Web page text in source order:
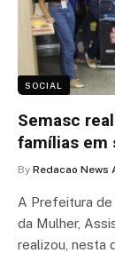
SOCIAL
Semasc
famílias em
By Redacao News
A Prefeitura de
da Mulher,
realizou, nesta